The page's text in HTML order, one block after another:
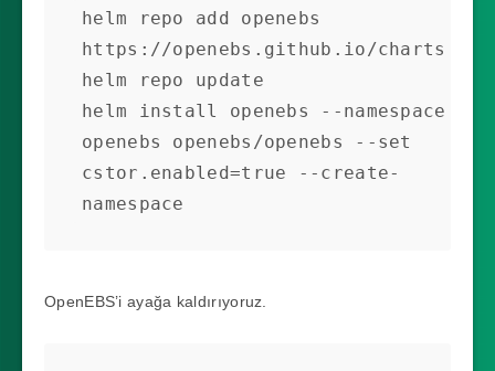
helm repo add openebs
https://openebs.github.io/charts
helm repo update
helm install openebs --namespace
openebs openebs/openebs --set
cstor.enabled=true --create-
namespace
OpenEBS’i ayağa kaldırıyoruz.